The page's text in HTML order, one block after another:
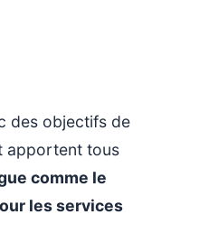
des objectifs de
apportent tous
comme le
les services